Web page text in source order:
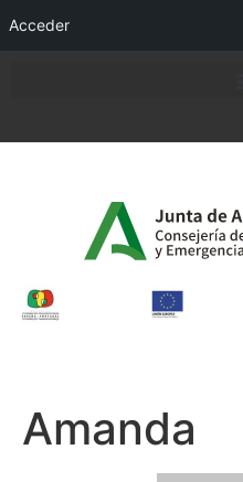
Acceder
Amanda